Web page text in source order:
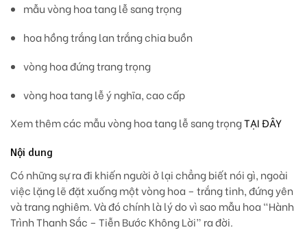
mẫu vòng hoa tang lễ sang trọng
hoa hồng trắng lan trắng chia buồn
vòng hoa đứng trang trọng
vòng hoa tang lễ ý nghĩa, cao cấp
Xem thêm các mẫu vòng hoa tang lễ sang trọngTẠI ĐÂY
Nội dung
Có những sự ra đi khiến người ở lại chẳng biết nói gì, ngoài
việc lặng lẽ đặt xuống một vòng hoa – trắng tinh, đứng yên
và trang nghiêm.Và đó chính là lý do vì sao mẫu hoa“Hành
Trình Thanh Sắc – Tiễn Bước Không Lời” ra đời.